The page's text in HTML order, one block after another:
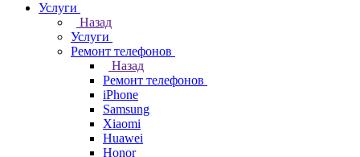
Услуги
Назад
Услуги
Ремонт телефонов
Назад
Ремонт телефонов
iPhone
Samsung
Xiaomi
Huawei
Honor